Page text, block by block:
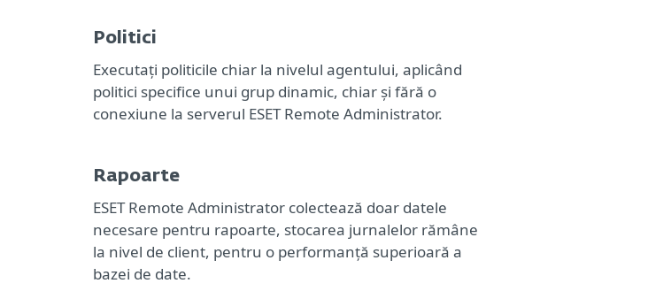
Politici
Executați politicile chiar la nivelul agentului, aplicând
politici specifice unui grup dinamic, chiar și fără o
conexiune la serverul ESET Remote Administrator.
Rapoarte
ESET Remote Administrator colectează doar datele
necesare pentru rapoarte, stocarea jurnalelor rămâne
la nivel de client, pentru o performanță superioară a
bazei de date.